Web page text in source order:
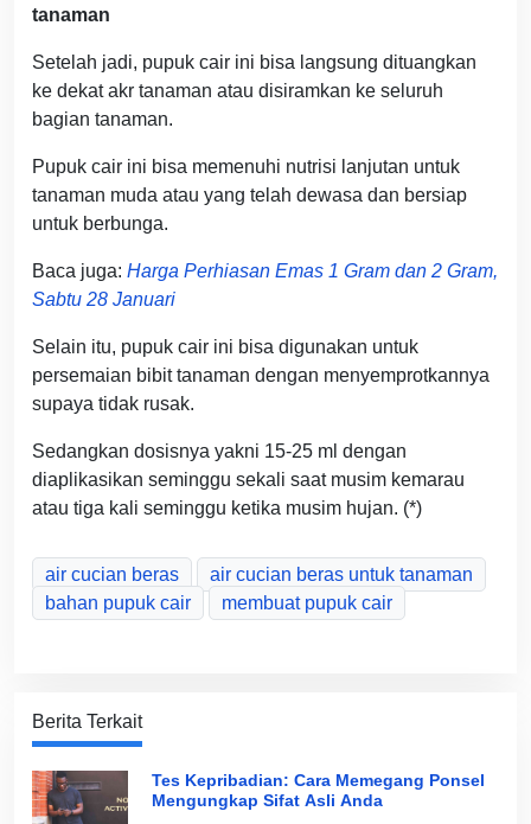
tanaman
Setelah jadi, pupuk cair ini bisa langsung dituangkan
ke dekat akr tanaman atau disiramkan ke seluruh
bagian tanaman.
Pupuk cair ini bisa memenuhi nutrisi lanjutan untuk
tanaman muda atau yang telah dewasa dan bersiap
untuk berbunga.
Baca juga: Harga Perhiasan Emas 1 Gram dan 2 Gram,
Sabtu 28 Januari
Selain itu, pupuk cair ini bisa digunakan untuk
persemaian bibit tanaman dengan menyemprotkannya
supaya tidak rusak.
Sedangkan dosisnya yakni 15-25 ml dengan
diaplikasikan seminggu sekali saat musim kemarau
atau tiga kali seminggu ketika musim hujan. (*)
air cucian beras
air cucian beras untuk tanaman
bahan pupuk cair
membuat pupuk cair
Berita Terkait
Tes Kepribadian: Cara Memegang Ponsel
Mengungkap Sifat Asli Anda